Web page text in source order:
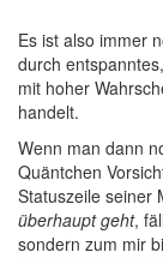
Es ist also immer
durch
mit hoher
handelt.
Wenn man dann
Quäntchen
Statuszeile seiner
überhaupt geht,
sondern zum mir